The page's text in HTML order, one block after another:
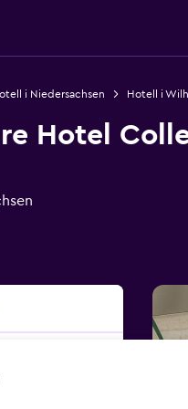
i Niedersachsen Hotell i
Hotel